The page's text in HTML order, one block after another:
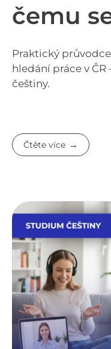
čemu
Praktický
hledání práce v
češtiny.
Čtěte více